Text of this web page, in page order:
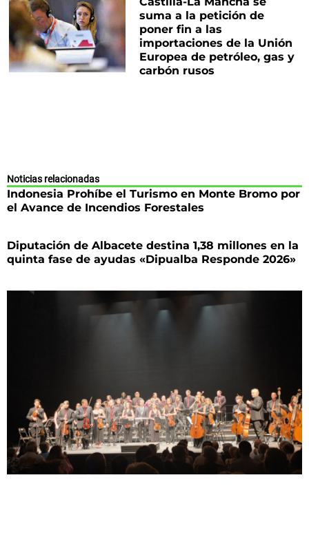
suma a la petición de
poner fin a las
importaciones de la Unión
Europea de petróleo, gas y
carbón rusos
Noticias relacionadas
Indonesia Prohíbe el Turismo en Monte Bromo por
el Avance de Incendios Forestales
Diputación de Albacete destina 1,38 millones en la
quinta fase de ayudas «Dipualba Responde 2026»